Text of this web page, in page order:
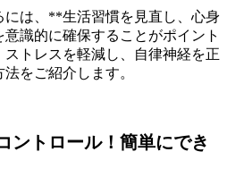
には、**生活習慣を見直し、心身
識的に確保することがポイント
トレスを軽減し、自律神経を正
をご紹介します。
ントロール！簡単にでき